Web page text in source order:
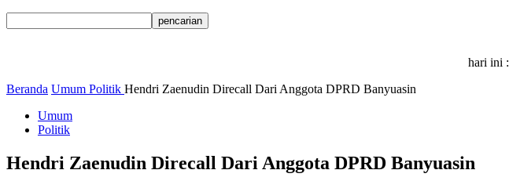
hari ini :
Beranda Umum Politik Hendri Zaenudin Direcall Dari Anggota DPRD Banyuasin
Umum
Politik
Hendri Zaenudin Direcall Dari Anggota DPRD Banyuasin